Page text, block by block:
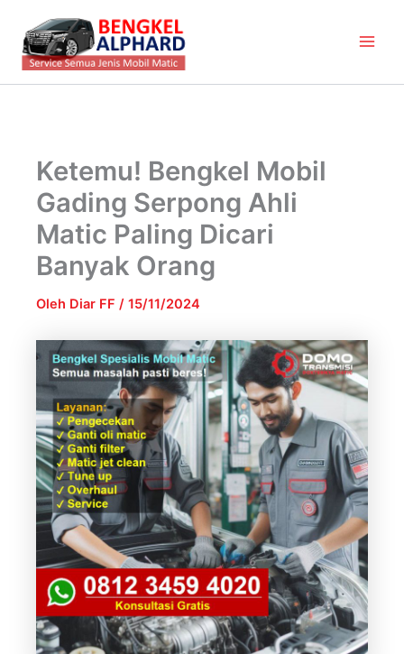
konten
Ketemu! Bengkel Mobil
Gading Serpong Ahli
Matic Paling Dicari
Banyak Orang
Oleh Diar FF / 15/11/2024